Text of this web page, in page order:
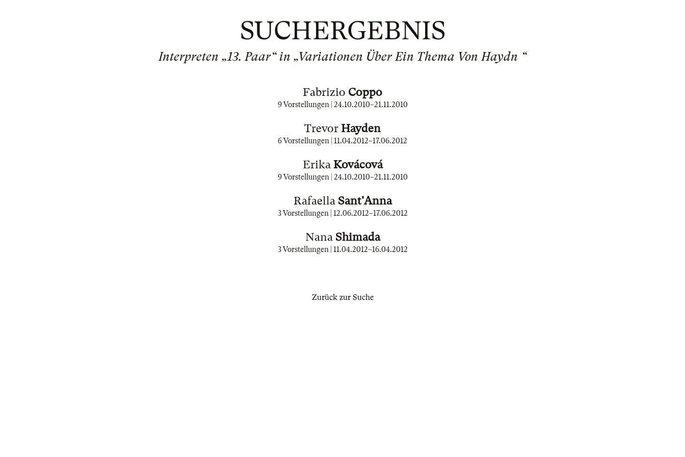
SUCHERGEBNIS
Interpreten „13. Paar“ in „Variationen Über Ein Thema Von Haydn “
Fabrizio Coppo
9 Vorstellungen | 24.10.2010–21.11.2010
Trevor Hayden
6 Vorstellungen | 11.04.2012–17.06.2012
Erika Kovácová
9 Vorstellungen | 24.10.2010–21.11.2010
Rafaella Sant'Anna
3 Vorstellungen | 12.06.2012–17.06.2012
Nana Shimada
3 Vorstellungen | 11.04.2012–16.04.2012
Zurück zur Suche